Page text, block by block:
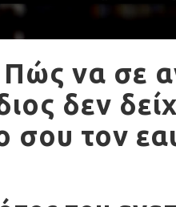
Πώς να σε
δεν
σου τον